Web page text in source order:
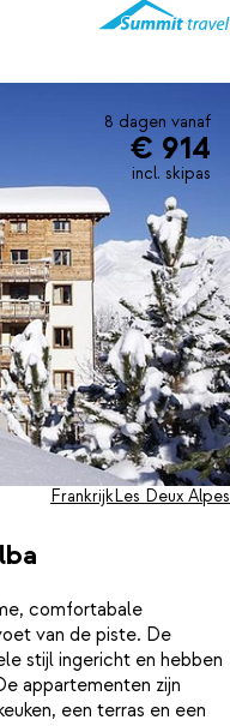
aan in categorie A, B
ze uitgerust met een tv,
Wi-Fi, en een kluisje. De
apart toilet.
8 dagen vanaf
€ 914
incl. skipas
FrankrijkLes Deux Alpes
comfortabale
van de piste. De
stijl ingericht en hebben
appartementen zijn
een terras en een